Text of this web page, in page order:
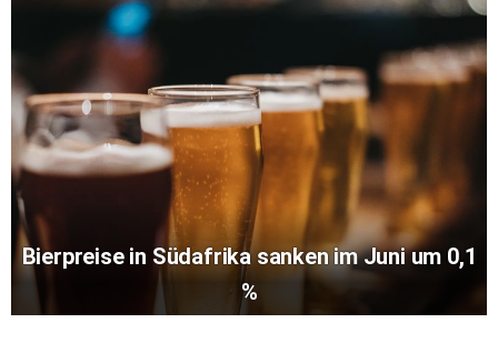
Bierpreise in Südafrika sanken im Juni um 0,1
%